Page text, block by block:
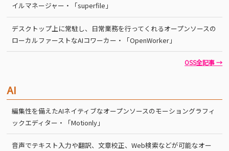
イルマネージャー・「superfile」
デスクトップ上に常駐し、日常業務を行ってくれるオープンソースの
ローカルファーストなAIコワーカー・「OpenWorker」
OSS全記事 →
AI
編集性を備えたAIネイティブなオープンソースのモーショングラフィ
ックエディター・「Motionly」
音声でテキスト入力や翻訳、文章校正、Web検索などが可能なオー